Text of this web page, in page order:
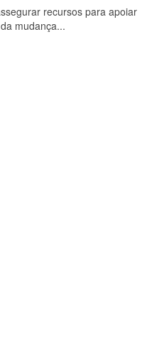
recursos para apoiar
mudança...